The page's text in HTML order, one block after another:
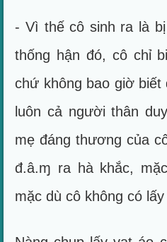
- Vì thế cô sinh ra là
thống hận đó, cô chỉ
chứ không bao giờ
luôn cả người thân
mẹ đáng thương của
đ.â.ɱ ra hà khắc,
mặc dù cô không có